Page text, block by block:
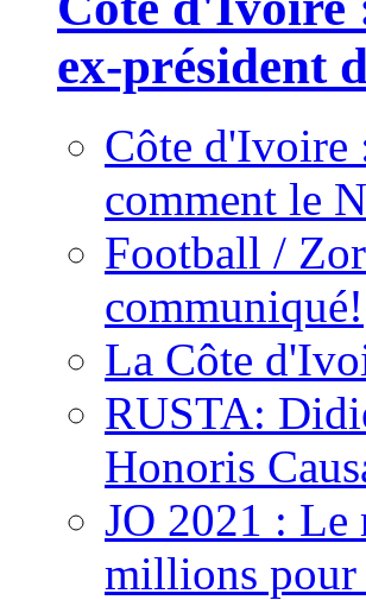
ex-président
Côte d'Ivoire
comment le
Football /
communiqué!
La Côte
RUSTA:
Honoris
JO 2021 : Le
millions pour